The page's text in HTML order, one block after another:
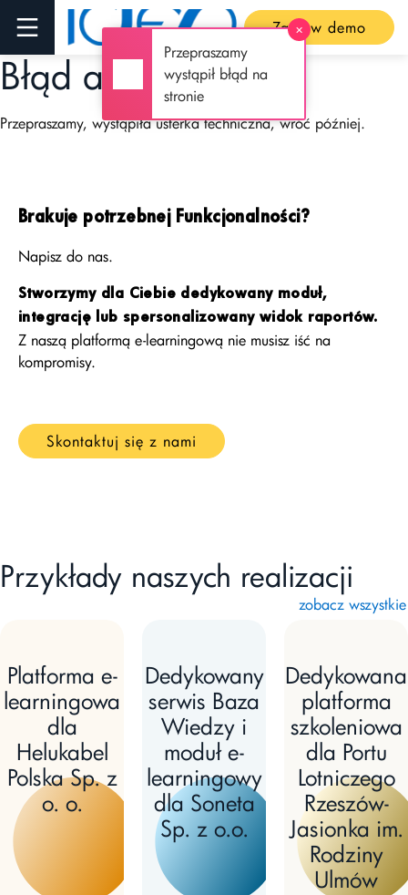
Zamów demo
Błąd aplikacji
Przepraszamy, wystąpiła usterka techniczna, wróć później.
Brakuje potrzebnej Funkcjonalności?
Napisz do nas.
Stworzymy dla Ciebie dedykowany moduł,
integrację lub spersonalizowany widok raportów.
Z naszą platformą e-learningową nie musisz iść na
kompromisy.
Skontaktuj się z nami
Przykłady naszych realizacji
zobacz wszystkie
Platforma e-
learningowa
dla
Helukabel
Polska Sp. z
o. o.
Dedykowany
serwis Baza
Wiedzy i
moduł e-
learningowy
dla Soneta
Sp. z o.o.
Dedykowana
platforma
szkoleniowa
dla Portu
Lotniczego
Rzeszów-
Jasionka im.
Rodziny
Ulmów
Przepraszamy
wystąpił błąd na
stronie
✕